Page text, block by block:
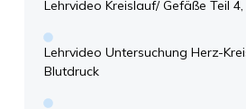
Lehrvideo Kreislauf/ Gefäße Teil
Lehrvideo Untersuchung Herz-
Blutdruck